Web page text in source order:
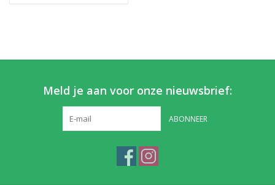
Meld je aan voor onze nieuwsbrief:
ABONNEER